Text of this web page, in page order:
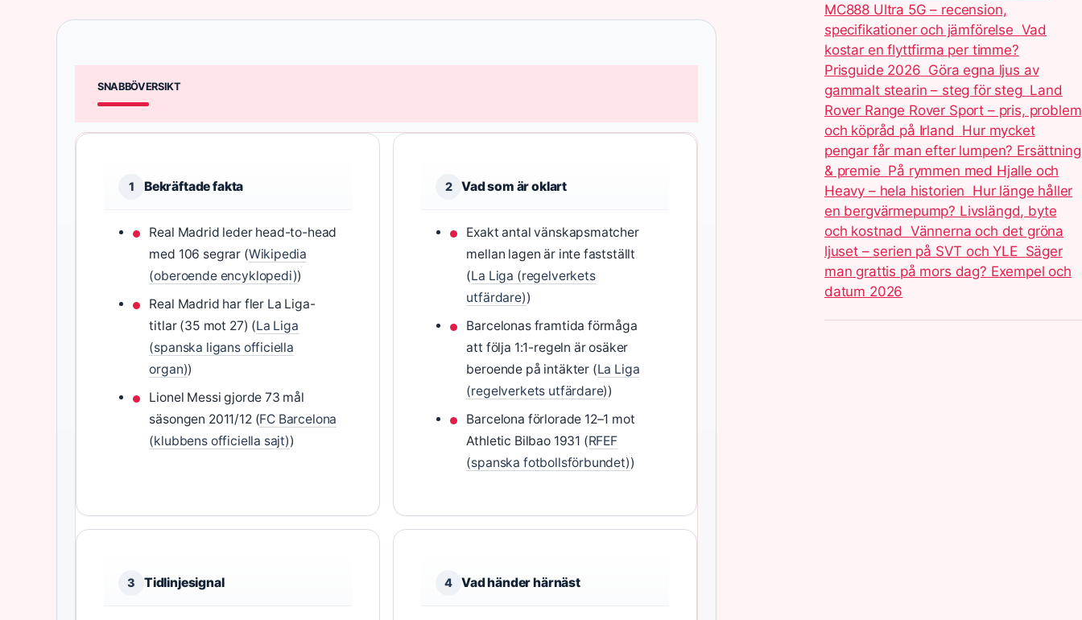
SNABBÖVERSIKT
1 Bekräftade fakta
Real Madrid leder head-to-head
med 106 segrar (Wikipedia
(oberoende encyklopedi))
Real Madrid har fler La Liga-
titlar (35 mot 27) (La Liga
(spanska ligans officiella
organ))
Lionel Messi gjorde 73 mål
säsongen 2011/12 (FC Barcelona
(klubbens officiella sajt))
2 Vad som är oklart
Exakt antal vänskapsmatcher
mellan lagen är inte fastställt
(La Liga (regelverkets
utfärdare))
Barcelonas framtida förmåga
att följa 1:1-regeln är osäker
beroende på intäkter (La Liga
(regelverkets utfärdare))
Barcelona förlorade 12–1 mot
Athletic Bilbao 1931 (RFEF
(spanska fotbollsförbundet))
3 Tidlinjesignal 4 Vad händer härnäst
MC888 Ultra 5G – recension,
specifikationer och jämförelse Vad
kostar en flyttfirma per timme?
Prisguide 2026 Göra egna ljus av
gammalt stearin – steg för steg Land
Rover Range Rover Sport – pris, problem
och köpråd på Irland Hur mycket
pengar får man efter lumpen? Ersättning
& premie På rymmen med Hjalle och
Heavy – hela historien Hur länge håller
en bergvärmepump? Livslängd, byte
och kostnad Vännerna och det gröna
ljuset – serien på SVT och YLE Säger
man grattis på mors dag? Exempel och
datum 2026